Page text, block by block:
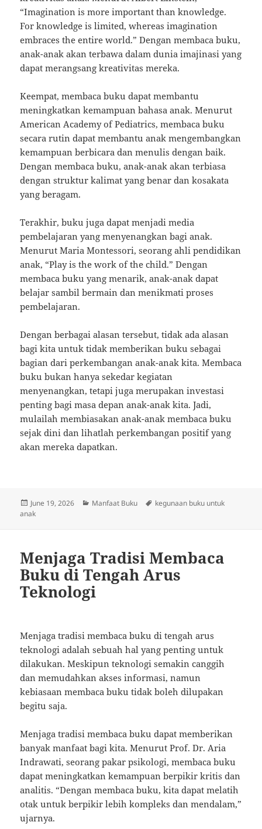
“Imagination is more important than knowledge.
For knowledge is limited, whereas imagination
embraces the entire world.” Dengan membaca buku,
anak-anak akan terbawa dalam dunia imajinasi yang
dapat merangsang kreativitas mereka.
Keempat, membaca buku dapat membantu
meningkatkan kemampuan bahasa anak. Menurut
American Academy of Pediatrics, membaca buku
secara rutin dapat membantu anak mengembangkan
kemampuan berbicara dan menulis dengan baik.
Dengan membaca buku, anak-anak akan terbiasa
dengan struktur kalimat yang benar dan kosakata
yang beragam.
Terakhir, buku juga dapat menjadi media
pembelajaran yang menyenangkan bagi anak.
Menurut Maria Montessori, seorang ahli pendidikan
anak, “Play is the work of the child.” Dengan
membaca buku yang menarik, anak-anak dapat
belajar sambil bermain dan menikmati proses
pembelajaran.
Dengan berbagai alasan tersebut, tidak ada alasan
bagi kita untuk tidak memberikan buku sebagai
bagian dari perkembangan anak-anak kita. Membaca
buku bukan hanya sekedar kegiatan
menyenangkan, tetapi juga merupakan investasi
penting bagi masa depan anak-anak kita. Jadi,
mulailah membiasakan anak-anak membaca buku
sejak dini dan lihatlah perkembangan positif yang
akan mereka dapatkan.
Posted
on
June 19, 2026 Categories
Manfaat Buku Tags
kegunaan buku untuk
anak
Menjaga Tradisi Membaca
Buku di Tengah Arus
Teknologi
Menjaga tradisi membaca buku di tengah arus
teknologi adalah sebuah hal yang penting untuk
dilakukan. Meskipun teknologi semakin canggih
dan memudahkan akses informasi, namun
kebiasaan membaca buku tidak boleh dilupakan
begitu saja.
Menjaga tradisi membaca buku dapat memberikan
banyak manfaat bagi kita. Menurut Prof. Dr. Aria
Indrawati, seorang pakar psikologi, membaca buku
dapat meningkatkan kemampuan berpikir kritis dan
analitis. “Dengan membaca buku, kita dapat melatih
otak untuk berpikir lebih kompleks dan mendalam,”
ujarnya.